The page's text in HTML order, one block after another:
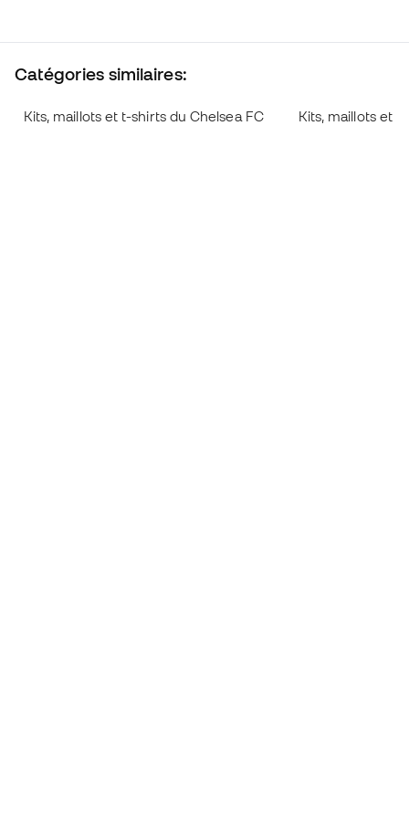
Catégories similaires:
Kits, maillots et t-shirts du Chelsea FC Kits, maillots et